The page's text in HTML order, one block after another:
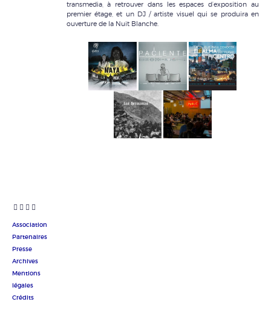
Association
Partenaires
Presse
Archives
Mentions
légales
Crédits
transmedia, à retrouver dans les espaces d’exposition au
premier étage, et un DJ / artiste visuel qui se produira en
ouverture de la Nuit Blanche.